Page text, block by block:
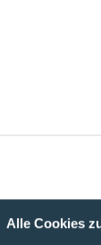
Alle Cookies
haben